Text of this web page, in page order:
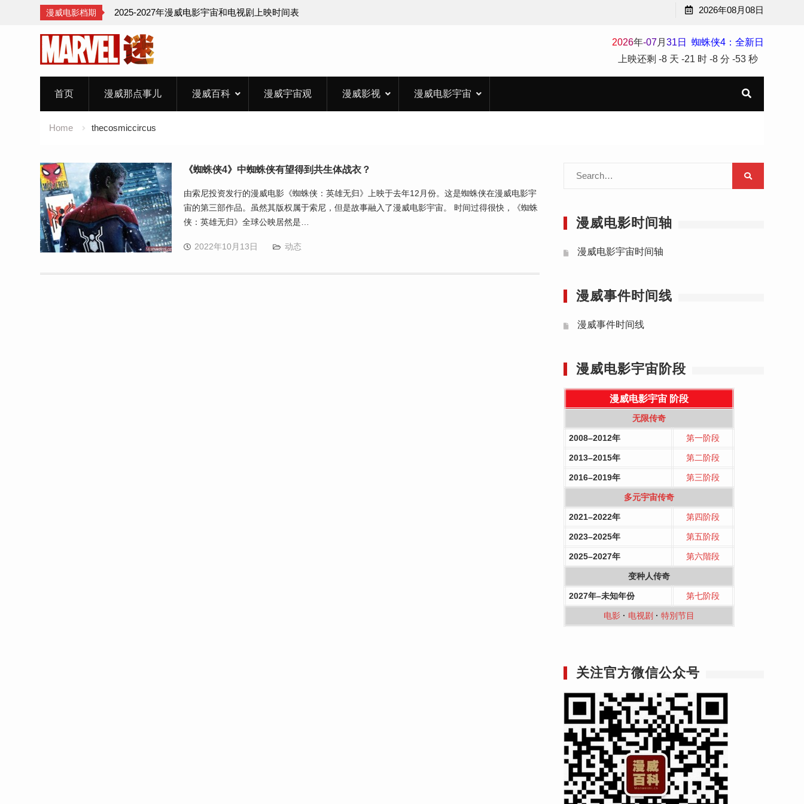
漫威电影档期 2025-2027年漫威电影宇宙和电视剧上映时间表 2026年08月08日
2026年-07月 31 日
蜘蛛侠4：全新日
上映还剩 -8 天 -21 时 -8 分 -54 秒
首页 漫威那点事儿 漫威百科 漫威宇宙观 漫威影视 漫威电影宇宙
Home thecosmiccircus
《蜘蛛侠4》中蜘蛛侠有望得到共生体战衣？
由索尼投资发行的漫威电影《蜘蛛侠：英雄无归》上映于去年12月份。这是蜘蛛侠在漫威电影宇
宙的第三部作品。虽然其版权属于索尼，但是故事融入了漫威电影宇宙。 时间过得很快，《蜘蛛
侠：英雄无归》全球公映居然是…
2022年10月13日 动态
Search
漫威电影时间轴
漫威电影宇宙时间轴
漫威事件时间线
漫威事件时间线
漫威电影宇宙阶段
漫威电影宇宙 阶段
无限传奇
2008–2012年 第一阶段
2013–2015年 第二阶段
2016–2019年 第三阶段
多元宇宙传奇
2021–2022年 第四阶段
2023–2025年 第五阶段
2025–2027年 第六階段
变种人传奇
2027年–未知年份 第七阶段
电影 · 电视剧 · 特別节目
关注官方微信公众号